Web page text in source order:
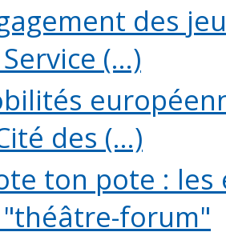
des
(...)
des (...)
ton pote :
forum"